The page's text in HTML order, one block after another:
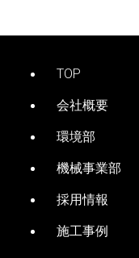
TOP
会社概要
環境部
機械事業部
採用情報
施工事例